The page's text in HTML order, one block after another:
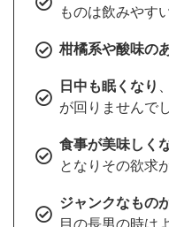
ものは飲みやすい
柑橘系や酸味の
日中も眠くなり
が回りませんで
食事が美味しく
となりその欲求
ジャンクなもの